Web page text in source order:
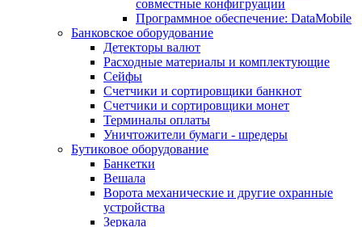
совместные конфигруации
Программное обеспечение: DataMobile
Банковское оборудование
Детекторы валют
Расходные материалы и комплектующие
Сейфы
Счетчики и сортировщики банкнот
Счетчики и сортировщики монет
Терминалы оплаты
Уничтожители бумаги - шредеры
Бутиковое оборудование
Банкетки
Вешала
Ворота механические и другие охранные
устройства
Зеркала